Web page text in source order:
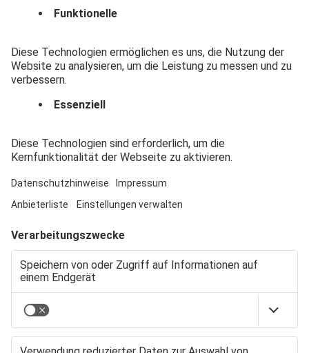
AUTOHAUS WUCHENAUER: DAS
AUTOHAUS MIT GRÜNEM